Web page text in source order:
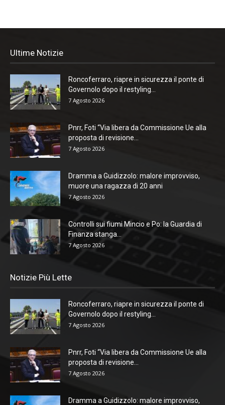
Ultime Notizie
Roncoferraro, riapre in sicurezza il ponte di
Governolo dopo il restyling...
7 Agosto 2026
Pnrr, Foti “Via libera da Commissione Ue alla
proposta di revisione...
7 Agosto 2026
Dramma a Guidizzolo: malore improvviso,
muore una ragazza di 20 anni
7 Agosto 2026
Controlli sui fiumi Mincio e Po: la Guardia di
Finanza stanga...
7 Agosto 2026
Notizie Più Lette
Roncoferraro, riapre in sicurezza il ponte di
Governolo dopo il restyling...
7 Agosto 2026
Pnrr, Foti “Via libera da Commissione Ue alla
proposta di revisione...
7 Agosto 2026
Dramma a Guidizzolo: malore improvviso,